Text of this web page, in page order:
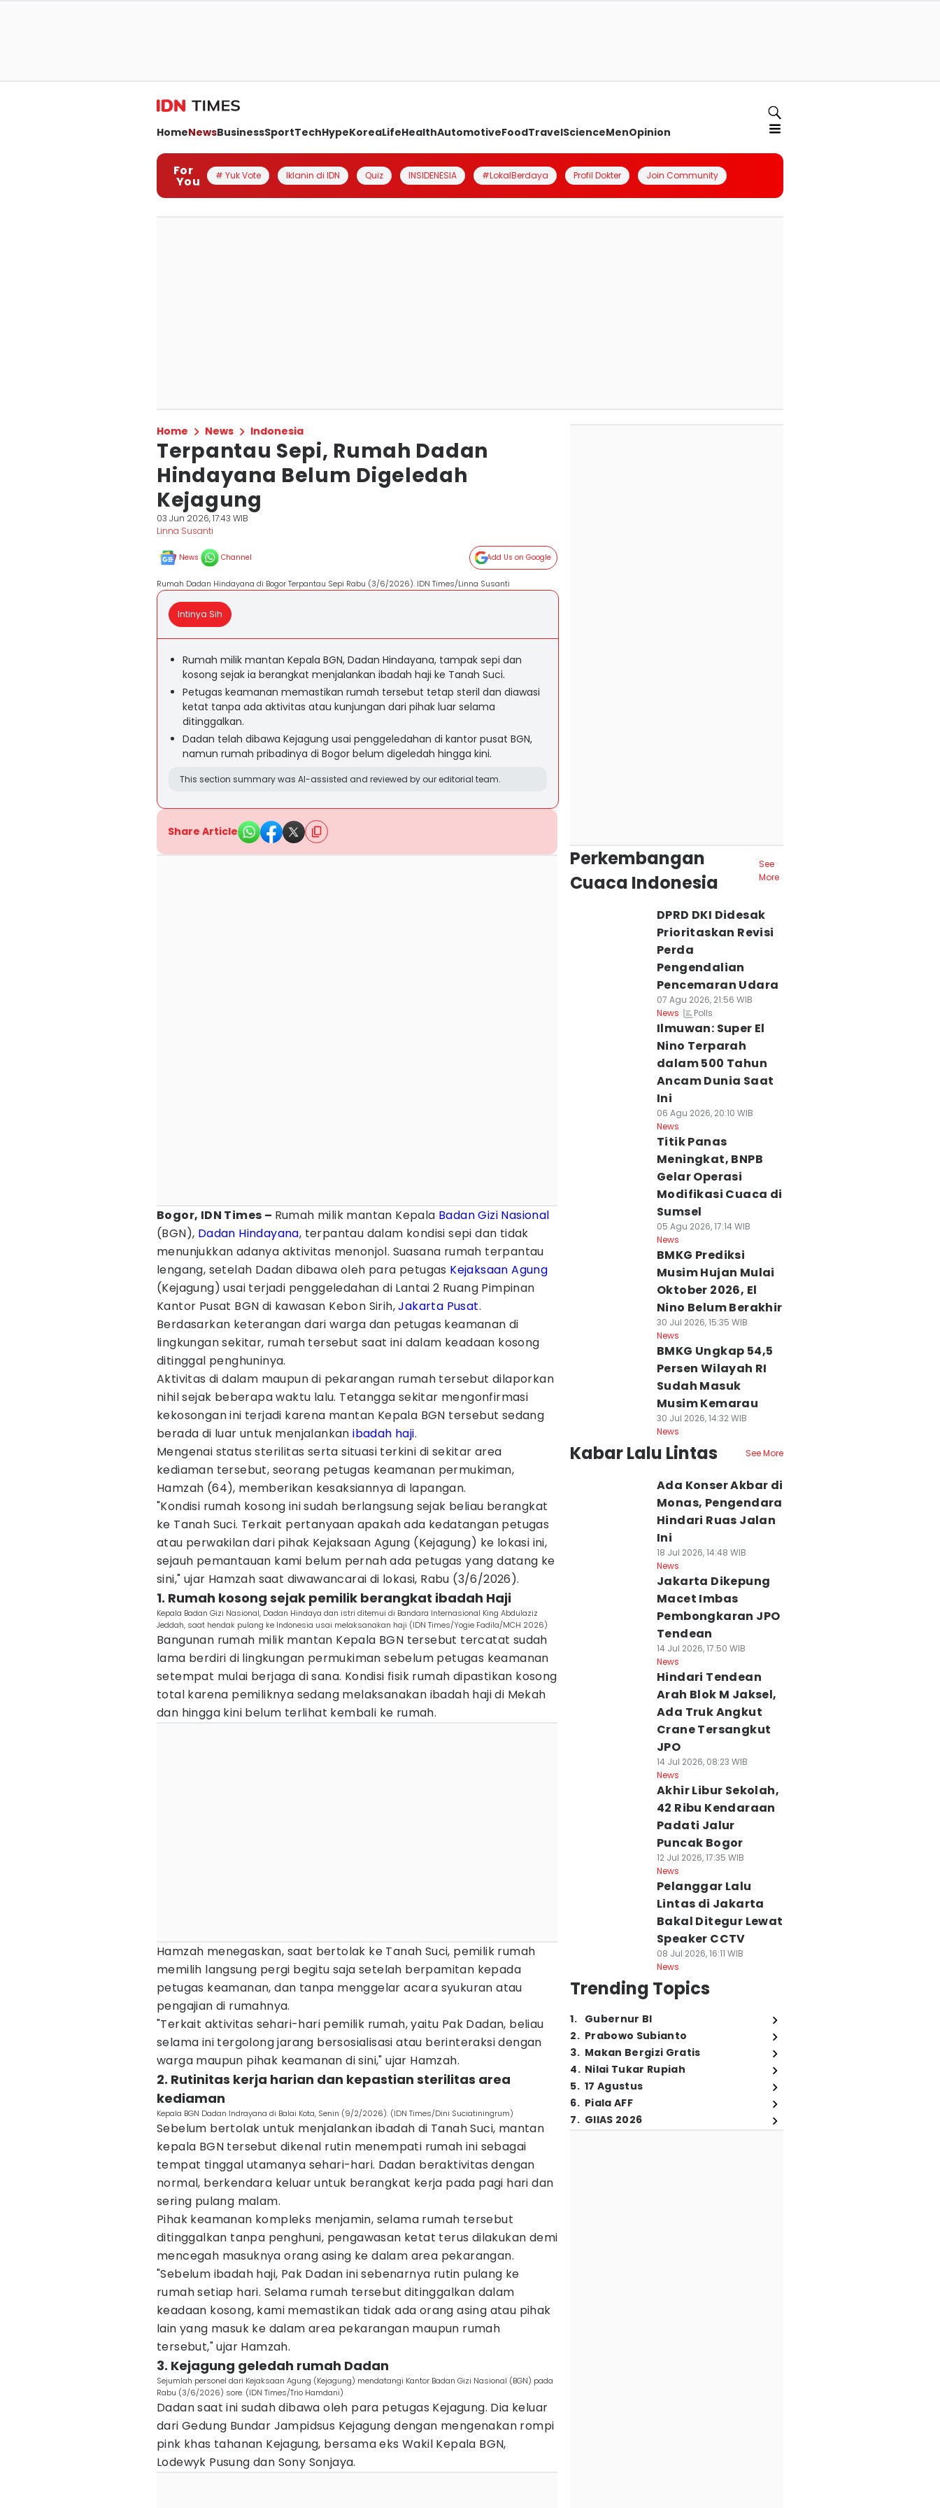
HomeNewsBusinessSportTechHypeKoreaLifeHealthAutomotiveFoodTravelScienceMenOpinion
For
You # Yuk Vote Iklanin di IDN Quiz INSIDENESIA #LokalBerdaya Profil Dokter Join Community
Home News Indonesia
Terpantau Sepi, Rumah Dadan
Hindayana Belum Digeledah
Kejagung
03 Jun 2026, 17:43 WIB
Linna Susanti
News Channel Add Us on Google
Rumah Dadan Hindayana di Bogor Terpantau Sepi Rabu (3/6/2026). IDN Times/Linna Susanti
Intinya Sih
Rumah milik mantan Kepala BGN, Dadan Hindayana, tampak sepi dan
kosong sejak ia berangkat menjalankan ibadah haji ke Tanah Suci.
Petugas keamanan memastikan rumah tersebut tetap steril dan diawasi
ketat tanpa ada aktivitas atau kunjungan dari pihak luar selama
ditinggalkan.
Dadan telah dibawa Kejagung usai penggeledahan di kantor pusat BGN,
namun rumah pribadinya di Bogor belum digeledah hingga kini.
This section summary was AI-assisted and reviewed by our editorial team.
Share Article
Bogor, IDN Times – Rumah milik mantan Kepala Badan Gizi Nasional
(BGN), Dadan Hindayana, terpantau dalam kondisi sepi dan tidak
menunjukkan adanya aktivitas menonjol. Suasana rumah terpantau
lengang, setelah Dadan dibawa oleh para petugas Kejaksaan Agung
(Kejagung) usai terjadi penggeledahan di Lantai 2 Ruang Pimpinan
Kantor Pusat BGN di kawasan Kebon Sirih,Jakarta Pusat.
Berdasarkan keterangan dari warga dan petugas keamanan di
lingkungan sekitar, rumah tersebut saat ini dalam keadaan kosong
ditinggal penghuninya.
​Aktivitas di dalam maupun di pekarangan rumah tersebut dilaporkan
nihil sejak beberapa waktu lalu. Tetangga sekitar mengonfirmasi
kekosongan ini terjadi karena mantan Kepala BGN tersebut sedang
berada di luar untuk menjalankanibadah haji.
Mengenai status sterilitas serta situasi terkini di sekitar area
kediaman tersebut, seorang petugas keamanan permukiman,
Hamzah (64), memberikan kesaksiannya di lapangan.
​"Kondisi rumah kosong ini sudah berlangsung sejak beliau berangkat
ke Tanah Suci. Terkait pertanyaan apakah ada kedatangan petugas
atau perwakilan dari pihak Kejaksaan Agung (Kejagung) ke lokasi ini,
sejauh pemantauan kami belum pernah ada petugas yang datang ke
sini," ujar Hamzah saat diwawancarai di lokasi, Rabu (3/6/2026).
1. Rumah kosong sejak pemilik berangkat ibadah Haji
Kepala Badan Gizi Nasional, Dadan Hindaya dan istri ditemui di Bandara Internasional King Abdulaziz
Jeddah, saat hendak pulang ke Indonesia usai melaksanakan haji (IDN Times/Yogie Fadila/MCH 2026)
Bangunan rumah milik mantan Kepala BGN tersebut tercatat sudah
lama berdiri di lingkungan permukiman sebelum petugas keamanan
setempat mulai berjaga di sana. Kondisi fisik rumah dipastikan kosong
total karena pemiliknya sedang melaksanakan ibadah haji di Mekah
dan hingga kini belum terlihat kembali ke rumah.
Hamzah menegaskan, saat bertolak ke Tanah Suci, pemilik rumah
memilih langsung pergi begitu saja setelah berpamitan kepada
petugas keamanan, dan tanpa menggelar acara syukuran atau
pengajian di rumahnya.
​"Terkait aktivitas sehari-hari pemilik rumah, yaitu Pak Dadan, beliau
selama ini tergolong jarang bersosialisasi atau berinteraksi dengan
warga maupun pihak keamanan di sini," ujar Hamzah.
​2. Rutinitas kerja harian dan kepastian sterilitas area
kediaman
Kepala BGN Dadan Indrayana di Balai Kota, Senin (9/2/2026). (IDN Times/Dini Suciatiningrum)
Sebelum bertolak untuk menjalankan ibadah di Tanah Suci, mantan
kepala BGN tersebut dikenal rutin menempati rumah ini sebagai
tempat tinggal utamanya sehari-hari. Dadan beraktivitas dengan
normal, berkendara keluar untuk berangkat kerja pada pagi hari dan
sering pulang malam.
Pihak keamanan kompleks menjamin, selama rumah tersebut
ditinggalkan tanpa penghuni, pengawasan ketat terus dilakukan demi
mencegah masuknya orang asing ke dalam area pekarangan.
​"Sebelum ibadah haji, Pak Dadan ini sebenarnya rutin pulang ke
rumah setiap hari. Selama rumah tersebut ditinggalkan dalam
keadaan kosong, kami memastikan tidak ada orang asing atau pihak
lain yang masuk ke dalam area pekarangan maupun rumah
tersebut," ujar Hamzah.
​3. Kejagung geledah rumah Dadan
Sejumlah personel dari Kejaksaan Agung (Kejagung) mendatangi Kantor Badan Gizi Nasional (BGN) pada
Rabu (3/6/2026) sore. (IDN Times/Trio Hamdani)
Dadan saat ini sudah dibawa oleh para petugas Kejagung. Dia keluar
dari Gedung Bundar Jampidsus Kejagung dengan mengenakan rompi
pink khas tahanan Kejagung, bersama eks Wakil Kepala BGN,
Lodewyk Pusung dan Sony Sonjaya.
Perkembangan
Cuaca Indonesia
See
More
DPRD DKI Didesak
Prioritaskan Revisi
Perda
Pengendalian
Pencemaran Udara
07 Agu 2026, 21:56 WIB
News
Polls
Ilmuwan: Super El
Nino Terparah
dalam 500 Tahun
Ancam Dunia Saat
Ini
06 Agu 2026, 20:10 WIB
News
Titik Panas
Meningkat, BNPB
Gelar Operasi
Modifikasi Cuaca di
Sumsel
05 Agu 2026, 17:14 WIB
News
BMKG Prediksi
Musim Hujan Mulai
Oktober 2026, El
Nino Belum Berakhir
30 Jul 2026, 15:35 WIB
News
BMKG Ungkap 54,5
Persen Wilayah RI
Sudah Masuk
Musim Kemarau
30 Jul 2026, 14:32 WIB
News
Kabar Lalu Lintas See More
Ada Konser Akbar di
Monas, Pengendara
Hindari Ruas Jalan
Ini
18 Jul 2026, 14:48 WIB
News
Jakarta Dikepung
Macet Imbas
Pembongkaran JPO
Tendean
14 Jul 2026, 17:50 WIB
News
Hindari Tendean
Arah Blok M Jaksel,
Ada Truk Angkut
Crane Tersangkut
JPO
14 Jul 2026, 08:23 WIB
News
Akhir Libur Sekolah,
42 Ribu Kendaraan
Padati Jalur
Puncak Bogor
12 Jul 2026, 17:35 WIB
News
Pelanggar Lalu
Lintas di Jakarta
Bakal Ditegur Lewat
Speaker CCTV
08 Jul 2026, 16:11 WIB
News
Trending Topics
1. Gubernur BI
2. Prabowo Subianto
3. Makan Bergizi Gratis
4. Nilai Tukar Rupiah
5. 17 Agustus
6. Piala AFF
7. GIIAS 2026